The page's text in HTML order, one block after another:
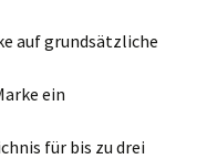
auf grundsätzliche
ein
für bis zu drei